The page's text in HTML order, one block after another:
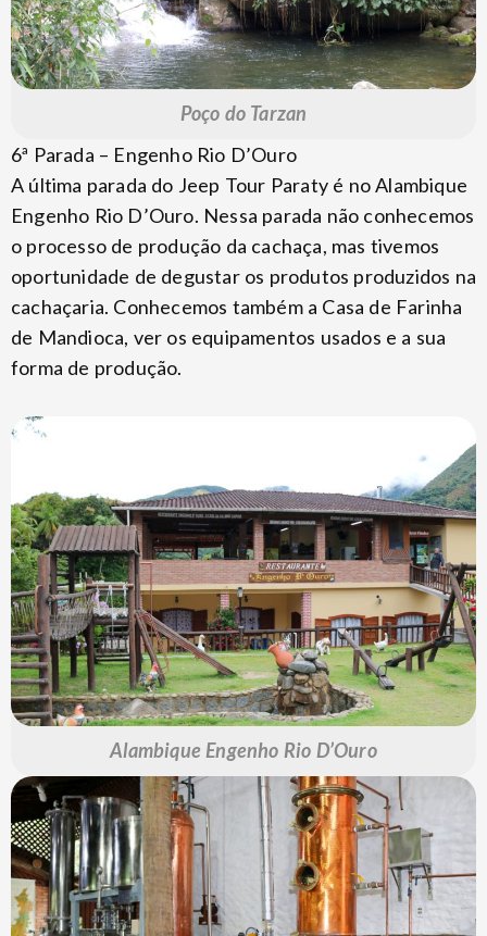
Poço do Tarzan
6ª Parada – Engenho Rio D’Ouro
A última parada do Jeep Tour Paraty é no Alambique
Engenho Rio D’Ouro. Nessa parada não conhecemos
o processo de produção da cachaça, mas tivemos
oportunidade de degustar os produtos produzidos na
cachaçaria. Conhecemos também a Casa de Farinha
de Mandioca, ver os equipamentos usados e a sua
forma de produção.
Alambique Engenho Rio D’Ouro